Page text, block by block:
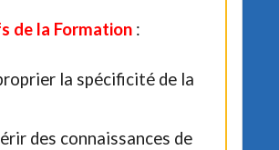
de la Formation :
la spécificité de la
des connaissances de